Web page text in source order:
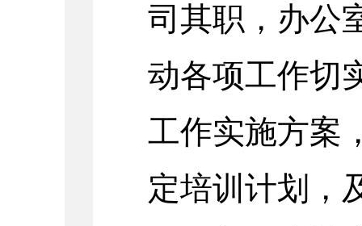
司其职，办公
动各项工作切
工作实施方案
定培训计划，